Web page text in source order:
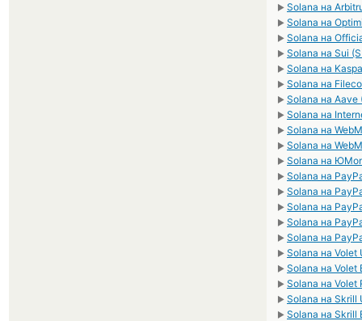
► Solana на
► Solana на
► Solana на
► Solana на Sui
► Solana на
► Solana на
► Solana на Aave
► Solana на
► Solana на
► Solana на
► Solana на
► Solana на
► Solana на
► Solana на
► Solana на
► Solana на
► Solana на Volet
► Solana на Volet
► Solana на Volet
► Solana на Skrill
► Solana на Skrill